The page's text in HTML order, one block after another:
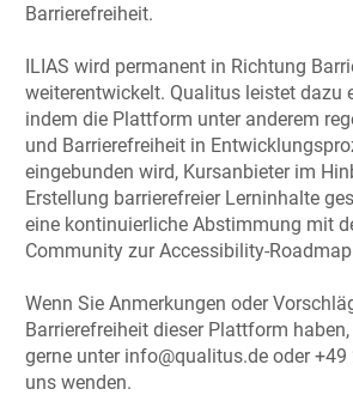
Barrierefreiheit.
ILIAS wird permanent in Richtung
weiterentwickelt. Qualitus leistet dazu
indem die Plattform unter anderem
und Barrierefreiheit in
eingebunden wird, Kursanbieter im
Erstellung barrierefreier Lerninhalte
eine kontinuierliche Abstimmung mit
Community zur Accessibility-
Wenn Sie Anmerkungen oder
Barrierefreiheit dieser Plattform
gerne unter info@qualitus.de oder
uns wenden.